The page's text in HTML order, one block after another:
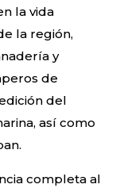
la vida
la región,
y
de
del
así como
completa al